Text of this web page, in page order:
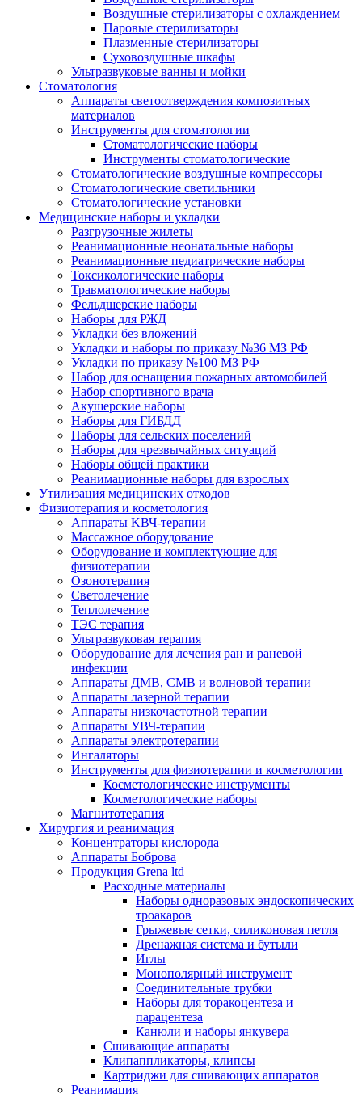
Воздушные стерилизаторы с охлаждением
Паровые стерилизаторы
Плазменные стерилизаторы
Суховоздушные шкафы
Ультразвуковые ванны и мойки
Стоматология
Аппараты светоотверждения композитных
материалов
Инструменты для стоматологии
Стоматологические наборы
Инструменты стоматологические
Стоматологические воздушные компрессоры
Стоматологические светильники
Стоматологические установки
Медицинские наборы и укладки
Разгрузочные жилеты
Реанимационные неонатальные наборы
Реанимационные педиатрические наборы
Токсикологические наборы
Травматологические наборы
Фельдшерские наборы
Наборы для РЖД
Укладки без вложений
Укладки и наборы по приказу №36 МЗ РФ
Укладки по приказу №100 МЗ РФ
Набор для оснащения пожарных автомобилей
Набор спортивного врача
Акушерские наборы
Наборы для ГИБДД
Наборы для сельских поселений
Наборы для чрезвычайных ситуаций
Наборы общей практики
Реанимационные наборы для взрослых
Утилизация медицинских отходов
Физиотерапия и косметология
Аппараты KВЧ-терапии
Массажное оборудование
Оборудование и комплектующие для
физиотерапии
Озонотерапия
Светолечение
Теплолечение
ТЭС терапия
Ультразвуковая терапия
Оборудование для лечения ран и раневой
инфекции
Аппараты ДМВ, СМВ и волновой терапии
Аппараты лазерной терапии
Аппараты низкочастотной терапии
Аппараты УВЧ-терапии
Аппараты электротерапии
Ингаляторы
Инструменты для физиотерапии и косметологии
Косметологические инструменты
Косметологические наборы
Магнитотерапия
Хирургия и реанимация
Концентраторы кислорода
Аппараты Боброва
Продукция Grena ltd
Расходные материалы
Наборы одноразовых эндоскопических
троакаров
Грыжевые сетки, силиконовая петля
Дренажная система и бутыли
Иглы
Монополярный инструмент
Соединительные трубки
Наборы для торакоцентеза и
парацентеза
Канюли и наборы янкувера
Сшивающие аппараты
Клипаппликаторы, клипсы
Картриджи для сшивающих аппаратов
Реанимация